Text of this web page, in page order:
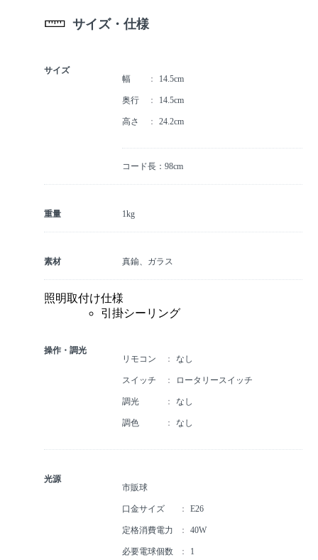
サイズ・仕様
サイズ
幅
14.5cm
奥行 14.5cm
高さ 24.2cm
コード長：98cm
重量 1kg
素材 真鍮、ガラス
照明取付け仕様
引掛シーリング
操作・調光
リモコン
なし
スイッチ ロータリースイッチ
調光 なし
調色 なし
光源
市販球
口金サイズ E26
定格消費電力 40W
必要電球個数 1